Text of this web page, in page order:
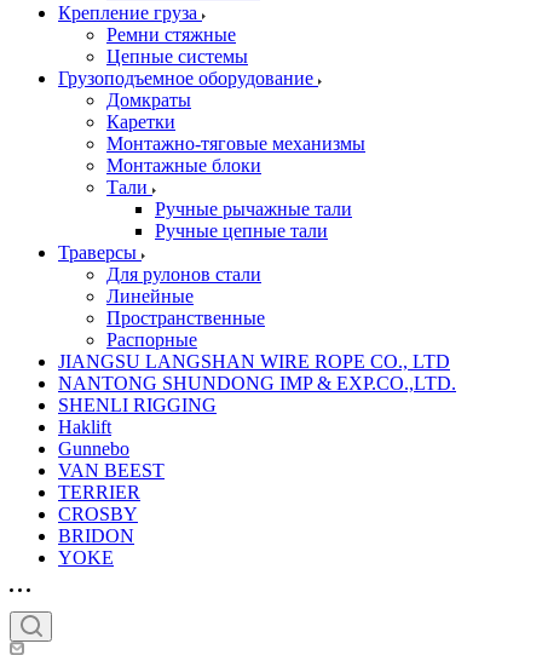
Крепление груза
Ремни стяжные
Цепные системы
Грузоподъемное оборудование
Домкраты
Каретки
Монтажно-тяговые механизмы
Монтажные блоки
Тали
Ручные рычажные тали
Ручные цепные тали
Траверсы
Для рулонов стали
Линейные
Пространственные
Распорные
JIANGSU LANGSHAN WIRE ROPE CO., LTD
NANTONG SHUNDONG IMP & EXP.CO.,LTD.
SHENLI RIGGING
Haklift
Gunnebo
VAN BEEST
TERRIER
CROSBY
BRIDON
YOKE